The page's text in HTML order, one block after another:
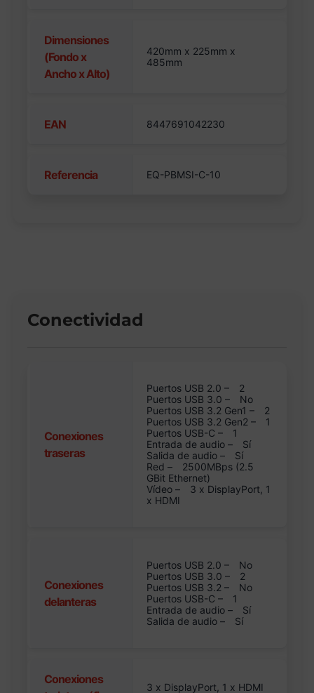
Dimensiones
(Fondo x
Ancho x Alto)
420mm x 225mm x
485mm
EAN 8447691042230
Referencia EQ-PBMSI-C-10
Conectividad
Conexiones
traseras
Puertos USB 2.0 –
2
Puertos USB 3.0 –
No
Puertos USB 3.2 Gen1 –
2
Puertos USB 3.2 Gen2 –
1
Puertos USB-C –
1
Entrada de audio –
Sí
Salida de audio –
Sí
Red –
2500MBps (2.5
GBit Ethernet)
Vídeo –
3 x DisplayPort, 1
x HDMI
Conexiones
delanteras
Puertos USB 2.0 –
No
Puertos USB 3.0 –
2
Puertos USB 3.2 –
No
Puertos USB-C –
1
Entrada de audio –
Sí
Salida de audio –
Sí
Conexiones
3 x DisplayPort, 1 x HDMI